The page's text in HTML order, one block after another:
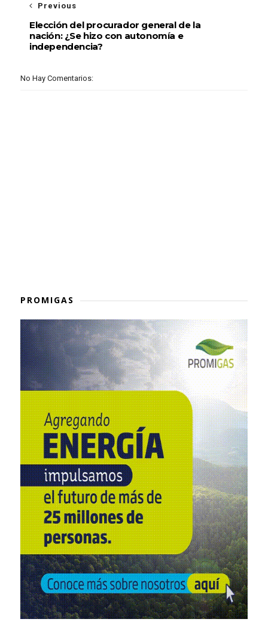
Previous
Elección del procurador general de la
nación: ¿Se hizo con autonomía e
independencia?
No Hay Comentarios:
PROMIGAS